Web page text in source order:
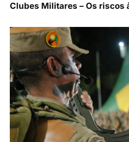
Clubes Militares – Os riscos